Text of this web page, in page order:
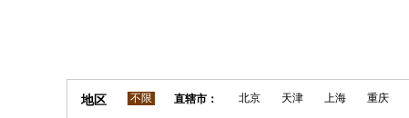
地区 不限 直辖市： 北京 天津 上海 重庆